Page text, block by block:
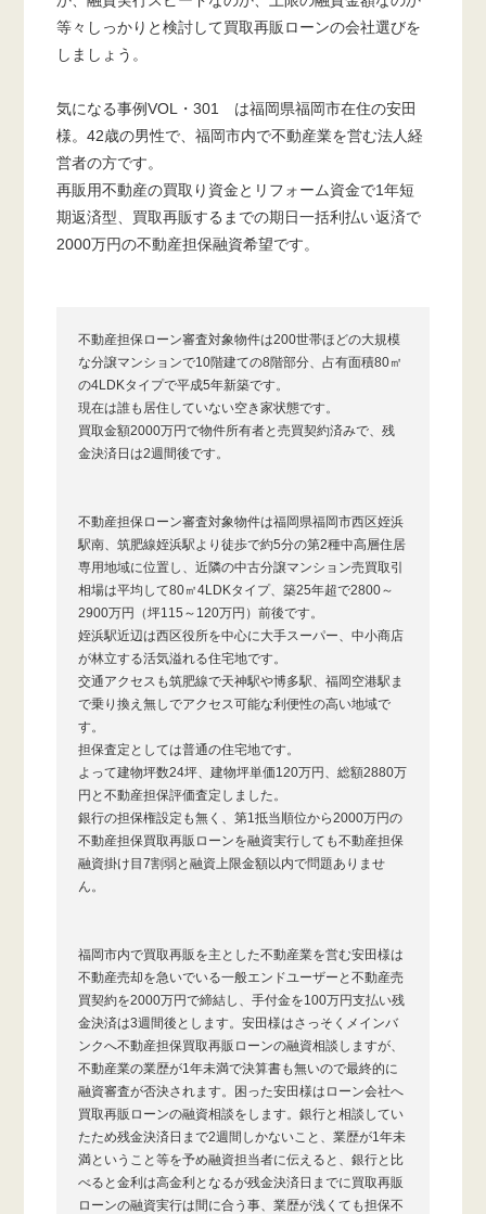
等々しっかりと検討して買取再販ローンの会社選びを
しましょう。
気になる事例VOL・301 は福岡県福岡市在住の安田
様。42歳の男性で、福岡市内で不動産業を営む法人経
営者の方です。
再販用不動産の買取り資金とリフォーム資金で1年短
期返済型、買取再販するまでの期日一括利払い返済で
2000万円の不動産担保融資希望です。
不動産担保ローン審査対象物件は200世帯ほどの大規模
な分譲マンションで10階建ての8階部分、占有面積80㎡
の4LDKタイプで平成5年新築です。
現在は誰も居住していない空き家状態です。
買取金額2000万円で物件所有者と売買契約済みで、残
金決済日は2週間後です。
不動産担保ローン審査対象物件は福岡県福岡市西区姪浜
駅南、筑肥線姪浜駅より徒歩で約5分の第2種中高層住居
専用地域に位置し、近隣の中古分譲マンション売買取引
相場は平均して80㎡4LDKタイプ、築25年超で2800～
2900万円（坪115～120万円）前後です。
姪浜駅近辺は西区役所を中心に大手スーパー、中小商店
が林立する活気溢れる住宅地です。
交通アクセスも筑肥線で天神駅や博多駅、福岡空港駅ま
で乗り換え無しでアクセス可能な利便性の高い地域で
す。
担保査定としては普通の住宅地です。
よって建物坪数24坪、建物坪単価120万円、総額2880万
円と不動産担保評価査定しました。
銀行の担保権設定も無く、第1抵当順位から2000万円の
不動産担保買取再販ローンを融資実行しても不動産担保
融資掛け目7割弱と融資上限金額以内で問題ありませ
ん。
福岡市内で買取再販を主とした不動産業を営む安田様は
不動産売却を急いでいる一般エンドユーザーと不動産売
買契約を2000万円で締結し、手付金を100万円支払い残
金決済は3週間後とします。安田様はさっそくメインバ
ンクへ不動産担保買取再販ローンの融資相談しますが、
不動産業の業歴が1年未満で決算書も無いので最終的に
融資審査が否決されます。困った安田様はローン会社へ
買取再販ローンの融資相談をします。銀行と相談してい
たため残金決済日まで2週間しかないこと、業歴が1年未
満ということ等を予め融資担当者に伝えると、銀行と比
べると金利は高金利となるが残金決済日までに買取再販
ローンの融資実行は間に合う事、業歴が浅くても担保不